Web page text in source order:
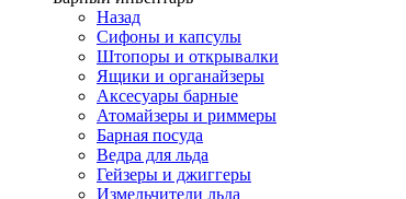
Назад
Сифоны и капсулы
Штопоры и открывалки
Ящики и органайзеры
Аксесуары барные
Атомайзеры и риммеры
Барная посуда
Ведра для льда
Гейзеры и джиггеры
Измельчители льда